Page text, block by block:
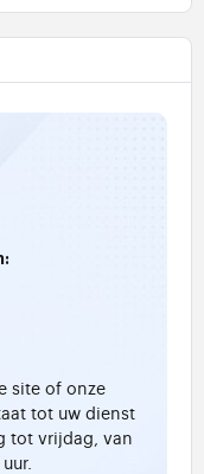
site of onze
tot uw dienst
tot vrijdag, van